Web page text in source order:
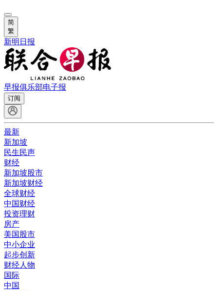
简
繁
新明日报
早报俱乐部电子报
订阅
最新
新加坡
民生民声
财经
新加坡股市
新加坡财经
全球财经
中国财经
投资理财
房产
美国股市
中小企业
起步创新
财经人物
国际
中国